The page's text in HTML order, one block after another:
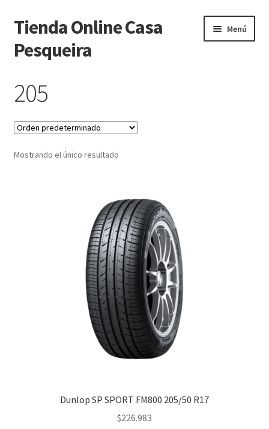
Ir
la
Ir
al
contenido
Tienda Online Casa
Pesqueira
Menú
205
Mostrando el único resultado
Dunlop SP SPORT FM800 205/50 R17
$226.983